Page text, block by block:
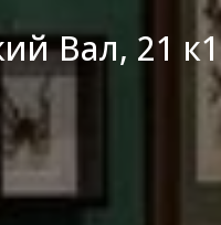
Вал, 21 к1